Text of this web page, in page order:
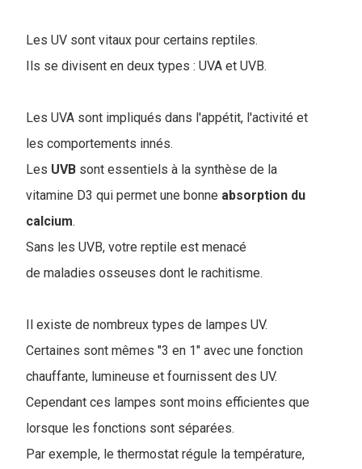
Les UV sont vitaux pour certains reptiles.
Ils se divisent en deux types : UVA et UVB.
Les UVA sont impliqués dans l'appétit, l'activité et
les comportements innés.
Les UVB sont essentiels à la synthèse de la
vitamine D3 qui permet une bonne absorption du
calcium.
Sans les UVB, votre reptile est menacé
de maladies osseuses dont le rachitisme.
Il existe de nombreux types de lampes UV.
Certaines sont mêmes "3 en 1" avec une fonction
chauffante, lumineuse et fournissent des UV.
Cependant ces lampes sont moins efficientes que
lorsque les fonctions sont séparées.
Par exemple, le thermostat régule la température,